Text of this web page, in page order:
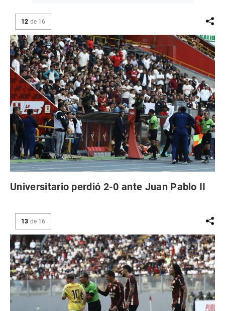
12 de 16
Universitario perdió 2-0 ante Juan Pablo II
13 de 16